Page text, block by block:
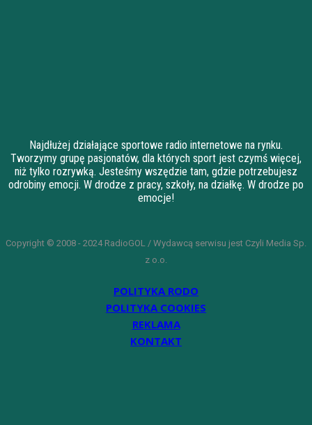
Najdłużej działające sportowe radio internetowe na rynku.
Tworzymy grupę pasjonatów, dla których sport jest czymś więcej,
niż tylko rozrywką. Jesteśmy wszędzie tam, gdzie potrzebujesz
odrobiny emocji. W drodze z pracy, szkoły, na działkę. W drodze po
emocje!
Copyright © 2008 - 2024 RadioGOL / Wydawcą serwisu jest Czyli Media Sp.
z o.o.
POLITYKA RODO
POLITYKA COOKIES
REKLAMA
KONTAKT